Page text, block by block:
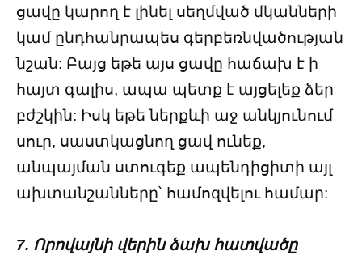
ցավը կարող է լինել սեղմված մկանների
կամ ընդհանրապես գերբեռնվածության
նշան: Բայց եթե այս ցավը հաճախ է ի
հայտ գալիս, ապա պետք է այցելեք ձեր
բժշկին: Իսկ եթե ներքևի աջ անկյունում
սուր, սաստկացնող ցավ ունեք,
անպայման ստուգեք ապենդիցիտի այլ
ախտանշանները՝ համոզվելու համար:
7. Որովայնի վերին ձախ հատվածը